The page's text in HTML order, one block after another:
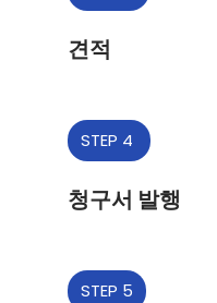
견적
STEP 4
청구서 발행
STEP 5